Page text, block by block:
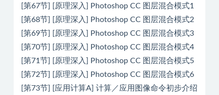
[第67节] [原理深入] Photoshop CC 图层混合模式1
[第68节] [原理深入] Photoshop CC 图层混合模式2
[第69节] [原理深入] Photoshop CC 图层混合模式3
[第70节] [原理深入] Photoshop CC 图层混合模式4
[第71节] [原理深入] Photoshop CC 图层混合模式5
[第72节] [原理深入] Photoshop CC 图层混合模式6
[第73节] [应用计算A] 计算／应用图像命令初步介绍